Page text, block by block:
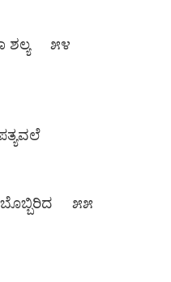
ಶಲ್ಯ ೫೪
ಬೊಬ್ಬಿರಿದ ೫೫